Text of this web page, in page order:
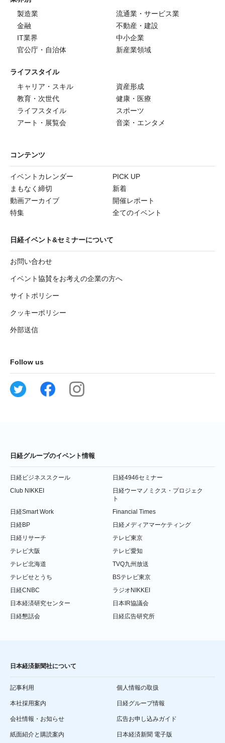
製造業
流通業・サービス業
金融
不動産・建設
IT業界
中小企業
官公庁・自治体
新産業領域
ライフスタイル
キャリア・スキル
資産形成
教育・次世代
健康・医療
ライフスタイル
スポーツ
アート・展覧会
音楽・エンタメ
コンテンツ
イベントカレンダー
PICK UP
まもなく締切
新着
動画アーカイブ
開催レポート
特集
全てのイベント
日経イベント&セミナーについて
お問い合わせ
イベント協賛をお考えの企業の方へ
サイトポリシー
クッキーポリシー
外部送信
Follow us
日経グループのイベント情報
日経ビジネススクール
日経4946セミナー
Club NIKKEI
日経ウーマノミクス・プロジェク
ト
日経Smart Work
Financial Times
日経BP
日経メディアマーケティング
日経リサーチ
テレビ東京
テレビ大阪
テレビ愛知
テレビ北海道
TVQ九州放送
テレビせとうち
BSテレビ東京
日経CNBC
ラジオNIKKEI
日本経済研究センター
日本IR協議会
日経懇話会
日経広告研究所
日本経済新聞社について
記事利用 個人情報の取扱
本社採用案内 日経グループ情報
会社情報・お知らせ 広告お申し込みガイド
紙面紹介と購読案内 日本経済新聞 電子版